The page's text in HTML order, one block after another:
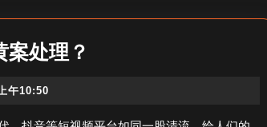
处理？
午10:50